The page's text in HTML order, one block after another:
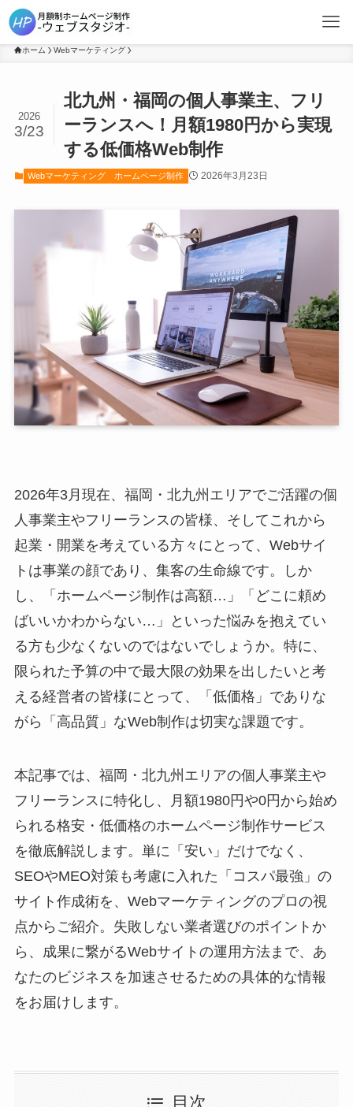
ホーム Webマーケティング
北九州・福岡の個人事業主、フリ
ーランスへ！月額1980円から実現
する低価格Web制作
2026
3/23
Webマーケティング ホームページ制作 2026年3月23日
2026年3月現在、福岡・北九州エリアでご活躍の個
人事業主やフリーランスの皆様、そしてこれから
起業・開業を考えている方々にとって、Webサイ
トは事業の顔であり、集客の生命線です。しか
し、「ホームページ制作は高額…」「どこに頼め
ばいいかわからない…」といった悩みを抱えてい
る方も少なくないのではないでしょうか。特に、
限られた予算の中で最大限の効果を出したいと考
える経営者の皆様にとって、「低価格」でありな
がら「高品質」なWeb制作は切実な課題です。
本記事では、福岡・北九州エリアの個人事業主や
フリーランスに特化し、月額1980円や0円から始め
られる格安・低価格のホームページ制作サービス
を徹底解説します。単に「安い」だけでなく、
SEOやMEO対策も考慮に入れた「コスパ最強」の
サイト作成術を、Webマーケティングのプロの視
点からご紹介。失敗しない業者選びのポイントか
ら、成果に繋がるWebサイトの運用方法まで、あ
なたのビジネスを加速させるための具体的な情報
をお届けします。